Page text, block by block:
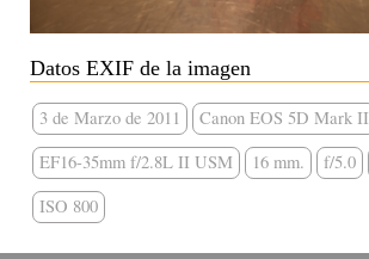
Datos EXIF de la imagen
3 de Marzo de 2011
Canon EOS 5D Mark II
EF16-35mm f/2.8L II USM
16 mm. f/5.0
ISO 800